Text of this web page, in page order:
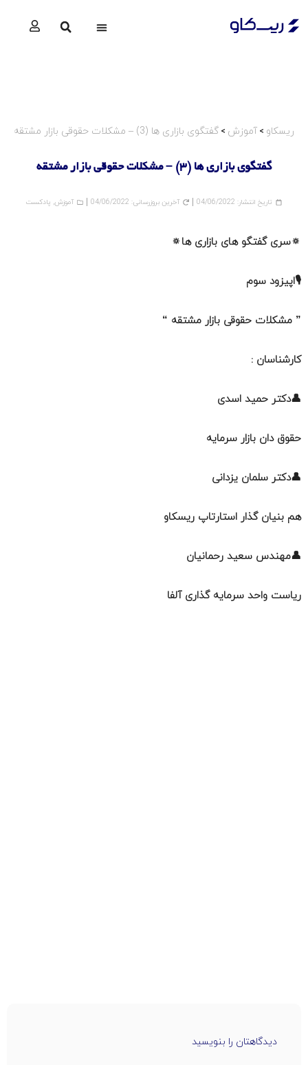
ریسکاو > آموزش > گفتگوی بازاری ها (3) – مشکلات حقوقی بازار مشتقه
گفتگوی بازاری ها (3) – مشکلات حقوقی بازار مشتقه
تاریخ انتشار: 04/06/2022 آخرین بروزرسانی: 04/06/2022 آموزش, پادکست
🔅سری گفتگو های بازاری ها🔅
🎙اپیزود سوم
” مشکلات حقوقی بازار مشتقه “
کارشناسان :
👤دکتر حمید اسدی
حقوق دان بازار سرمایه
👤دکتر سلمان یزدانی
هم بنیان گذار استارتاپ ریسکاو
👤مهندس سعید رحمانیان
ریاست واحد سرمایه گذاری آلفا
دیدگاهتان را بنویسید